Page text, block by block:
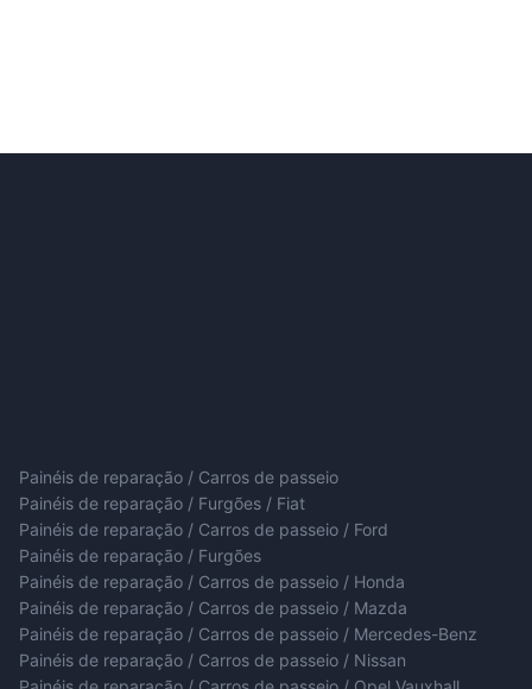
Painéis de reparação / Carros de passeio
Painéis de reparação / Furgões / Fiat
Painéis de reparação / Carros de passeio / Ford
Painéis de reparação / Furgões
Painéis de reparação / Carros de passeio / Honda
Painéis de reparação / Carros de passeio / Mazda
Painéis de reparação / Carros de passeio / Mercedes-Benz
Painéis de reparação / Carros de passeio / Nissan